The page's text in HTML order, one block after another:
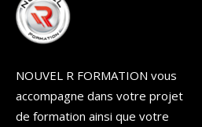
NOUVEL R FORMATION vous
accompagne dans votre projet
de formation ainsi que votre